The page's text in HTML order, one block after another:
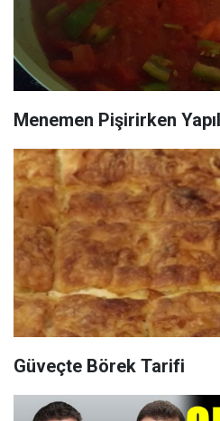
Menemen Pişirirken
Güveçte Börek Tarifi